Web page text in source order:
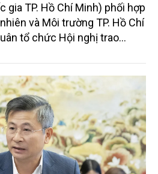
gia TP. Hồ Chí Minh) phối hợp
và Môi trường TP. Hồ Chí
tổ chức Hội nghị trao
trong thực hiện chương trình
giai đoạn 2024 - 2025, đồng
chương trình năm 2026.